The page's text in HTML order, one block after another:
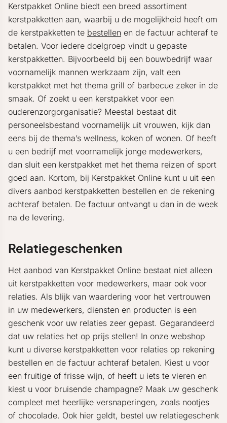
Kerstpakket Online biedt een breed assortiment
kerstpakketten aan, waarbij u de mogelijkheid heeft om
de kerstpakketten te bestellen en de factuur achteraf te
betalen. Voor iedere doelgroep vindt u gepaste
kerstpakketten. Bijvoorbeeld bij een bouwbedrijf waar
voornamelijk mannen werkzaam zijn, valt een
kerstpakket met het thema grill of barbecue zeker in de
smaak. Of zoekt u een kerstpakket voor een
ouderenzorgorganisatie? Meestal bestaat dit
personeelsbestand voornamelijk uit vrouwen, kijk dan
eens bij de thema’s wellness, koken of wonen. Of heeft
u een bedrijf met voornamelijk jonge medewerkers,
dan sluit een kerstpakket met het thema reizen of sport
goed aan. Kortom, bij Kerstpakket Online kunt u uit een
divers aanbod kerstpakketten bestellen en de rekening
achteraf betalen. De factuur ontvangt u dan in de week
na de levering.
Relatiegeschenken
Het aanbod van Kerstpakket Online bestaat niet alleen
uit kerstpakketten voor medewerkers, maar ook voor
relaties. Als blijk van waardering voor het vertrouwen
in uw medewerkers, diensten en producten is een
geschenk voor uw relaties zeer gepast. Gegarandeerd
dat uw relaties het op prijs stellen! In onze webshop
kunt u diverse kerstpakketten voor relaties op rekening
bestellen en de factuur achteraf betalen. Kiest u voor
een fruitige of frisse wijn, of heeft u iets te vieren en
kiest u voor bruisende champagne? Maak uw geschenk
compleet met heerlijke versnaperingen, zoals nootjes
of chocolade. Ook hier geldt, bestel uw relatiegeschenk